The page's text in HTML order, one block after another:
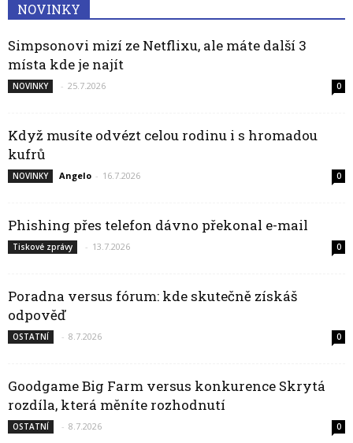
NOVINKY
Simpsonovi mizí ze Netflixu, ale máte další 3
místa kde je najít
NOVINKY - 25.7.2026 0
Když musíte odvézt celou rodinu i s hromadou
kufrů
NOVINKY Angelo - 16.7.2026 0
Phishing přes telefon dávno překonal e-mail
Tiskové zprávy - 13.7.2026 0
Poradna versus fórum: kde skutečně získáš
odpověď
OSTATNÍ - 8.7.2026 0
Goodgame Big Farm versus konkurence Skrytá
rozdíla, která měníte rozhodnutí
OSTATNÍ - 8.7.2026 0